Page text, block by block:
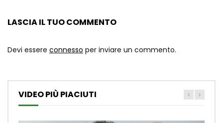
LASCIA IL TUO COMMENTO
Devi essere connesso per inviare un commento.
VIDEO PIÙ PIACIUTI